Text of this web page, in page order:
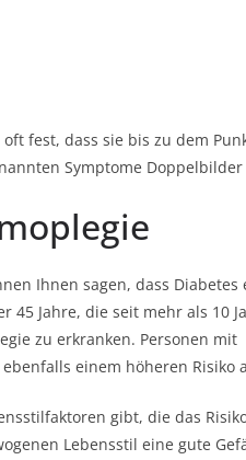
fest, dass sie bis zu dem
Symptome Doppelbilder
Ihnen sagen, dass Diabetes
Jahre, die seit mehr als 10
zu erkranken. Personen mit
einem höheren Risiko
gibt, die das
Lebensstil eine gute